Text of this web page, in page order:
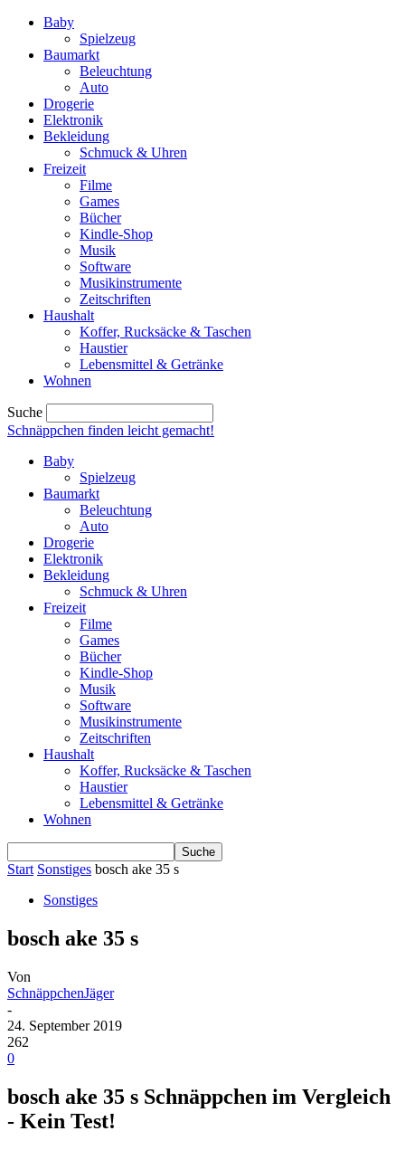
Baby
Spielzeug
Baumarkt
Beleuchtung
Auto
Drogerie
Elektronik
Bekleidung
Schmuck & Uhren
Freizeit
Filme
Games
Bücher
Kindle-Shop
Musik
Software
Musikinstrumente
Zeitschriften
Haushalt
Koffer, Rucksäcke & Taschen
Haustier
Lebensmittel & Getränke
Wohnen
Suche
Schnäppchen finden leicht gemacht!
Baby
Spielzeug
Baumarkt
Beleuchtung
Auto
Drogerie
Elektronik
Bekleidung
Schmuck & Uhren
Freizeit
Filme
Games
Bücher
Kindle-Shop
Musik
Software
Musikinstrumente
Zeitschriften
Haushalt
Koffer, Rucksäcke & Taschen
Haustier
Lebensmittel & Getränke
Wohnen
Start Sonstiges bosch ake 35 s
Sonstiges
bosch ake 35 s
Von
SchnäppchenJäger
-
24. September 2019
262
0
bosch ake 35 s Schnäppchen im Vergleich
- Kein Test!